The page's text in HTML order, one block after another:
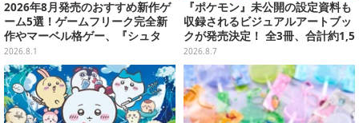
2026年8月発売のおすすめ新作ゲ
ーム5選！ゲームフリーク完全新
作やマーベル格ゲー、『シュタ
ゲ』リブートなど注目作が目白押
し【特集】
2026.8.1
『ポケモン』未公開の設定資料も
収録されるビジュアルアートブッ
クが発売決定！ 全3冊、合計約1,5
00ページの大ボリュームでシリー
ズ30年を振り返る
2026.8.7